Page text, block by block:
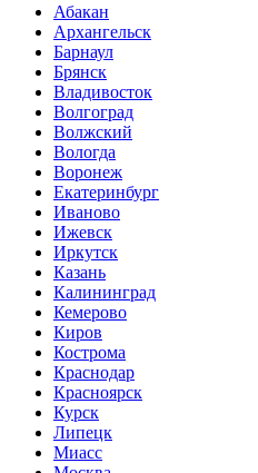
Абакан
Архангельск
Барнаул
Брянск
Владивосток
Волгоград
Волжский
Вологда
Воронеж
Екатеринбург
Иваново
Ижевск
Иркутск
Казань
Калининград
Кемерово
Киров
Кострома
Краснодар
Красноярск
Курск
Липецк
Миасс